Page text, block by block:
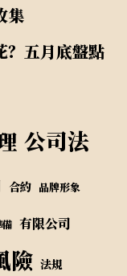
集
？五月底盤點
公司法
合約 品牌形象
有限公司
險 法規